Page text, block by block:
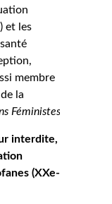
et les
membre
la
Féministes
interdite,
(XXe-